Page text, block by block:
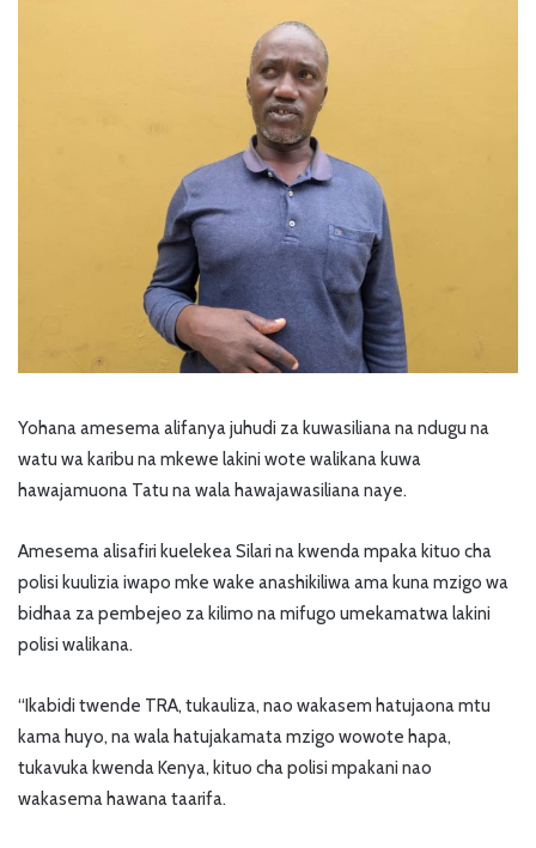
Yohana amesema alifanya juhudi za kuwasiliana na ndugu na
watu wa karibu na mkewe lakini wote walikana kuwa
hawajamuona Tatu na wala hawajawasiliana naye.
Amesema alisafiri kuelekea Silari na kwenda mpaka kituo cha
polisi kuulizia iwapo mke wake anashikiliwa ama kuna mzigo wa
bidhaa za pembejeo za kilimo na mifugo umekamatwa lakini
polisi walikana.
“Ikabidi twende TRA, tukauliza, nao wakasem hatujaona mtu
kama huyo, na wala hatujakamata mzigo wowote hapa,
tukavuka kwenda Kenya, kituo cha polisi mpakani nao
wakasema hawana taarifa.